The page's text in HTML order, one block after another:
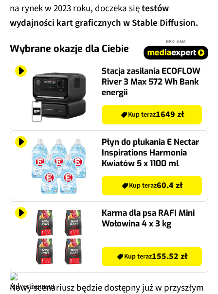
na rynek w 2023 roku, doczeka siętestów
wydajności kart graficznych w Stable Diffusion.
Wybrane okazje dla Ciebie
REKLAMA
Stacja zasilania ECOFLOW
River 3 Max 572 Wh Bank
energii
Kup teraz1649 zł
Płyn do płukania E Nectar
Inspirations Harmonia
Kwiatów 5 x 1100 ml
Kup teraz60.4 zł
Karma dla psa RAFI Mini
Wołowina 4 x 3 kg
Kup teraz155.52 zł
Nowy scenariusz będzie dostępny już w przyszłym